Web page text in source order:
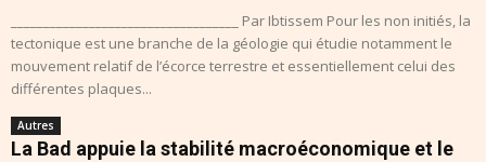
___________________________________ Par Ibtissem Pour les non initiés, la
tectonique est une branche de la géologie qui étudie notamment le
mouvement relatif de l’écorce terrestre et essentiellement celui des
différentes plaques...
Autres
La Bad appuie la stabilité macroéconomique et le